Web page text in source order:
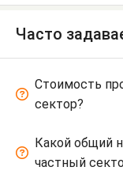
Часто
Стоимость
сектор?
Какой общий
частный